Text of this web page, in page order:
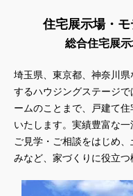
住宅展示場・
総合住宅展
埼玉県、東京都、神奈川県
するハウジングステージ
ームのことまで、戸建て
いたします。実績豊富な
ご見学・ご相談をはじめ
みなど、家づくりに役立つ